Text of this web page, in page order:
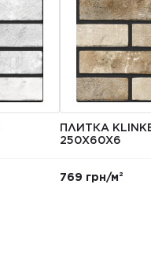
ПЛИТКА
250X60X6
769 грн/м²